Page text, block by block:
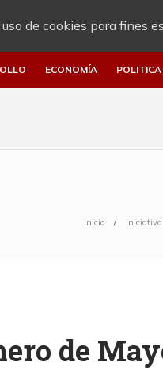
de cookies para fines
ECONOMÍA POLITICA
Inicio
de